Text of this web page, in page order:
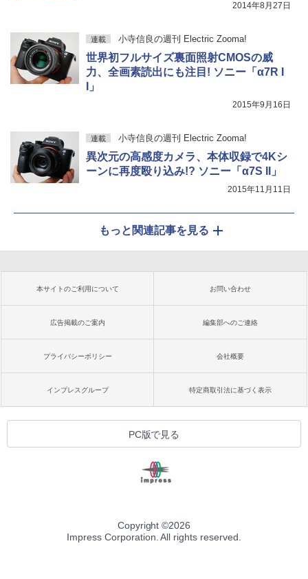
2014年8月27日
連載 小寺信良の週刊 Electric Zooma!
世界初フルサイズ裏面照射CMOSの威
力、全画素読出にも注目! ソニー「α7R I
I」
2015年9月16日
連載 小寺信良の週刊 Electric Zooma!
異次元の高感度カメラ、本体収録で4Kシ
ーンに再度殴り込み!? ソニー「α7S II」
2015年11月11日
もっと関連記事を見る
本サイトのご利用について お問い合わせ
広告掲載のご案内 編集部へのご連絡
プライバシーポリシー 会社概要
インプレスグループ 特定商取引法に基づく表示
PC版で見る
Copyright ©2026
Impress Corporation. All rights reserved.